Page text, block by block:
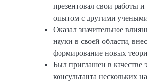
презентовал свои работы
опытом с другими
Оказал значительное
науки в своей области,
формирование новых
Был приглашен в качестве
консультанта нескольких